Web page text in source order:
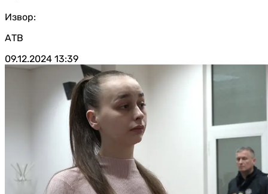
Извор:
АТВ
09.12.2024 13:39